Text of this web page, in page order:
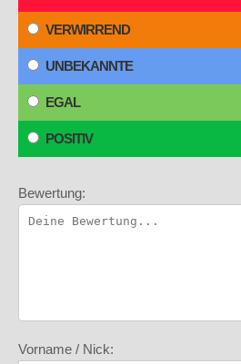
VERWIRREND
UNBEKANNTE
EGAL
POSITIV
Bewertung:
Vorname / Nick: